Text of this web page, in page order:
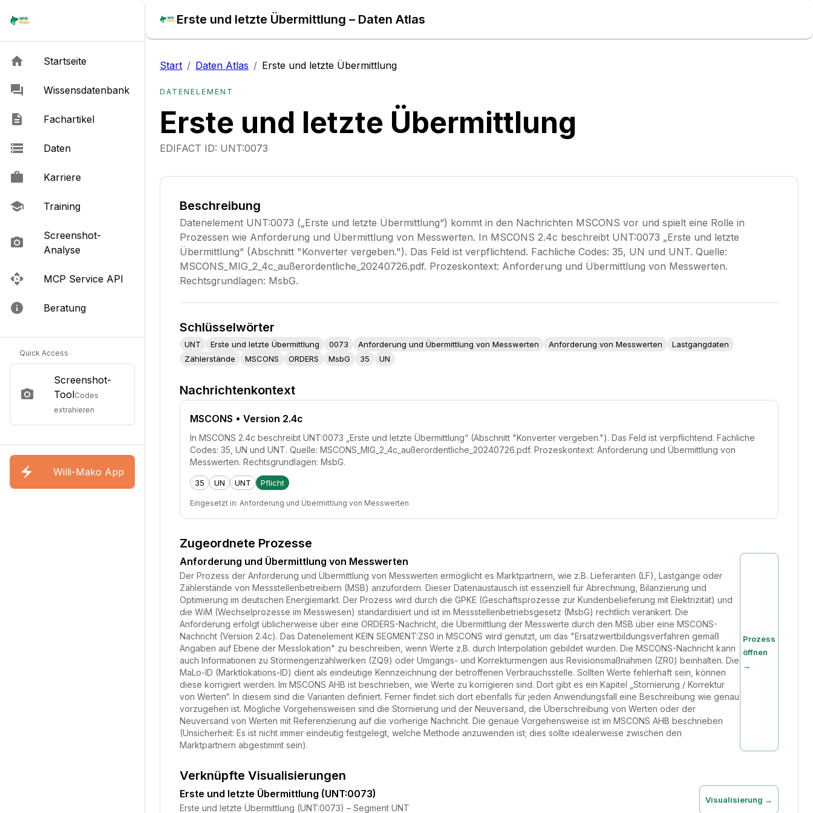
Erste und letzte Übermittlung – Daten Atlas
Startseite
Wissensdatenbank
Fachartikel
Daten
Karriere
Training
Screenshot-
Analyse
MCP Service API
Beratung
Quick Access
Screenshot-
ToolCodes
extrahieren
Willi-Mako App
Start / Daten Atlas / Erste und letzte Übermittlung
DATENELEMENT
Erste und letzte Übermittlung
EDIFACT ID: UNT:0073
Beschreibung
Datenelement UNT:0073 („Erste und letzte Übermittlung“) kommt in den Nachrichten MSCONS vor und spielt eine Rolle in
Prozessen wie Anforderung und Übermittlung von Messwerten. In MSCONS 2.4c beschreibt UNT:0073 „Erste und letzte
Übermittlung“ (Abschnitt "Konverter vergeben."). Das Feld ist verpflichtend. Fachliche Codes: 35, UN und UNT. Quelle:
MSCONS_MIG_2_4c_außerordentliche_20240726.pdf. Prozeskontext: Anforderung und Übermittlung von Messwerten.
Rechtsgrundlagen: MsbG.
Schlüsselwörter
UNT Erste und letzte Übermittlung 0073 Anforderung und Übermittlung von Messwerten Anforderung von Messwerten
Lastgangdaten
Zählerstände
MSCONS ORDERS MsbG 35 UN
Nachrichtenkontext
MSCONS • Version 2.4c
In MSCONS 2.4c beschreibt UNT:0073 „Erste und letzte Übermittlung“ (Abschnitt "Konverter vergeben."). Das Feld ist verpflichtend. Fachliche
Codes: 35, UN und UNT. Quelle: MSCONS_MIG_2_4c_außerordentliche_20240726.pdf. Prozeskontext: Anforderung und Übermittlung von
Messwerten. Rechtsgrundlagen: MsbG.
35 UN UNT Pflicht
Eingesetzt in: Anforderung und Übermittlung von Messwerten
Zugeordnete Prozesse
Anforderung und Übermittlung von Messwerten
Der Prozess der Anforderung und Übermittlung von Messwerten ermöglicht es Marktpartnern, wie z.B. Lieferanten (LF), Lastgänge oder
Zählerstände von Messstellenbetreibern (MSB) anzufordern. Dieser Datenaustausch ist essenziell für Abrechnung, Bilanzierung und
Optimierung im deutschen Energiemarkt. Der Prozess wird durch die GPKE (Geschäftsprozesse zur Kundenbelieferung mit Elektrizität) und
die WiM (Wechselprozesse im Messwesen) standardisiert und ist im Messstellenbetriebsgesetz (MsbG) rechtlich verankert. Die
Anforderung erfolgt üblicherweise über eine ORDERS-Nachricht, die Übermittlung der Messwerte durch den MSB über eine MSCONS-
Nachricht (Version 2.4c). Das Datenelement KEIN SEGMENT:ZS0 in MSCONS wird genutzt, um das "Ersatzwertbildungsverfahren gemäß
Angaben auf Ebene der Messlokation" zu beschreiben, wenn Werte z.B. durch Interpolation gebildet wurden. Die MSCONS-Nachricht kann
auch Informationen zu Störmengenzählwerken (ZQ9) oder Umgangs- und Korrekturmengen aus Revisionsmaßnahmen (ZR0) beinhalten. Die
MaLo-ID (Marktlokations-ID) dient als eindeutige Kennzeichnung der betroffenen Verbrauchsstelle. Sollten Werte fehlerhaft sein, können
diese korrigiert werden. Im MSCONS AHB ist beschrieben, wie Werte zu korrigieren sind. Dort gibt es ein Kapitel „Stornierung / Korrektur
von Werten“. In diesem sind die Varianten definiert. Ferner findet sich dort ebenfalls für jeden Anwendungsfall eine Beschreibung wie genau
vorzugehen ist. Mögliche Vorgehensweisen sind die Stornierung und der Neuversand, die Überschreibung von Werten oder der
Neuversand von Werten mit Referenzierung auf die vorherige Nachricht. Die genaue Vorgehensweise ist im MSCONS AHB beschrieben
(Unsicherheit: Es ist nicht immer eindeutig festgelegt, welche Methode anzuwenden ist; dies sollte idealerweise zwischen den
Marktpartnern abgestimmt sein).
Prozess
öffnen
→
Verknüpfte Visualisierungen
Erste und letzte Übermittlung (UNT:0073)
Erste und letzte Übermittlung (UNT:0073) – Segment UNT
Visualisierung →